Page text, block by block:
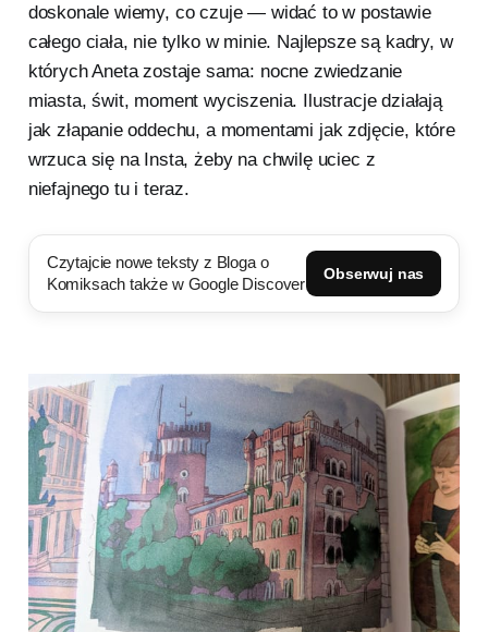
doskonale wiemy, co czuje — widać to w postawie
całego ciała, nie tylko w minie. Najlepsze są kadry, w
których Aneta zostaje sama: nocne zwiedzanie
miasta, świt, moment wyciszenia. Ilustracje działają
jak złapanie oddechu, a momentami jak zdjęcie, które
wrzuca się na Insta, żeby na chwilę uciec z
niefajnego tu i teraz.
Czytajcie nowe teksty z Bloga o
Komiksach także w Google Discover
Obserwuj nas